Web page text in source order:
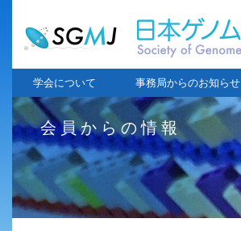
学会について 事務局からのお知らせ
会員からの情報